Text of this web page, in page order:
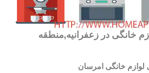
خانگی در زعفرانیه,منطقه
خانگی امرسان